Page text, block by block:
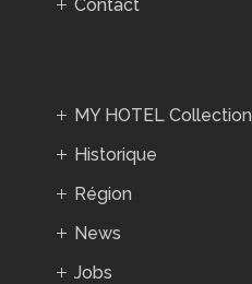
Contact
MY HOTEL Collection
Historique
Région
News
Jobs